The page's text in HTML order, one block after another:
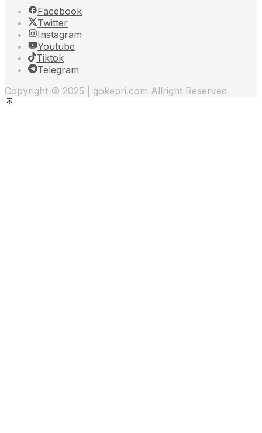
Facebook
Twitter
Instagram
Youtube
Tiktok
Telegram
Copyright © 2025 | gokepri.com Allright Reserved